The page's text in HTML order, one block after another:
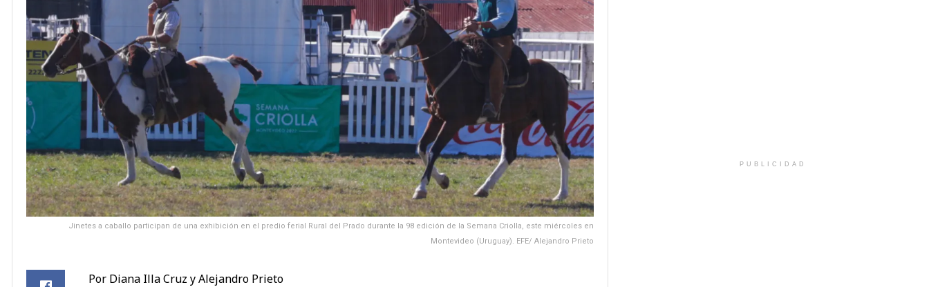
Jinetes a caballo participan de una exhibición en el predio ferial Rural del Prado durante la 98 edición de la Semana Criolla, este miércoles en
Montevideo (Uruguay). EFE/ Alejandro Prieto
Por Diana Illa Cruz y Alejandro Prieto
PUBLICIDAD